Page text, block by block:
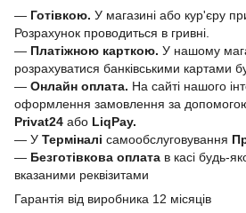
— Готівкою. У магазині або кур'єру
Розрахунок проводиться в гривні.
— Платіжною карткою. У нашому
розрахуватися банківськими картами
— Онлайн оплата. На сайті нашого
оформлення замовлення за
Privat24 або LiqPay.
— У Терміналі самообслуговування
— Безготівкова оплата в касі будь-
вказаними реквізитами
Гарантія від виробника 12 місяців